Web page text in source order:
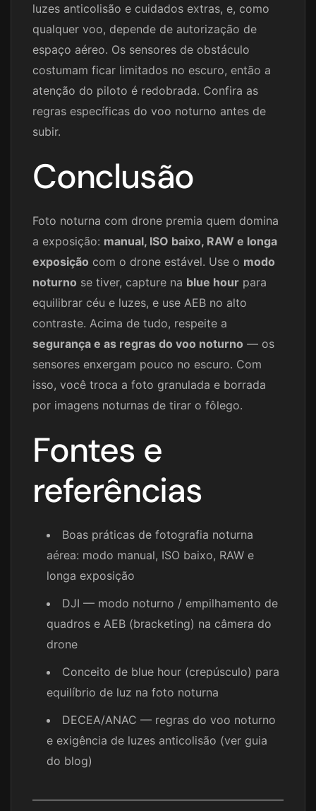
luzes anticolisão e cuidados extras, e, como
qualquer voo, depende de autorização de
espaço aéreo. Os sensores de obstáculo
costumam ficar limitados no escuro, então a
atenção do piloto é redobrada. Confira as
regras específicas do voo noturno antes de
subir.
Conclusão
Foto noturna com drone premia quem domina
a exposição: manual, ISO baixo, RAW e longa
exposição com o drone estável. Use o modo
noturno se tiver, capture na blue hour para
equilibrar céu e luzes, e use AEB no alto
contraste. Acima de tudo, respeite a
segurança e as regras do voo noturno — os
sensores enxergam pouco no escuro. Com
isso, você troca a foto granulada e borrada
por imagens noturnas de tirar o fôlego.
Fontes e
referências
Boas práticas de fotografia noturna
aérea: modo manual, ISO baixo, RAW e
longa exposição
DJI — modo noturno / empilhamento de
quadros e AEB (bracketing) na câmera do
drone
Conceito de blue hour (crepúsculo) para
equilíbrio de luz na foto noturna
DECEA/ANAC — regras do voo noturno
e exigência de luzes anticolisão (ver guia
do blog)